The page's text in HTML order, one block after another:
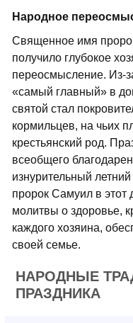
Народное
Священное имя
получило глубокое
переосмысление. Из-
«самый главный» в
святой стал
кормильцев, на чьих
крестьянский род.
всеобщего
изнурительный
пророк Самуил в этот
молитвы о здоровье,
каждого хозяина,
своей семье.
НАРОДНЫЕ
ПРАЗДНИКА